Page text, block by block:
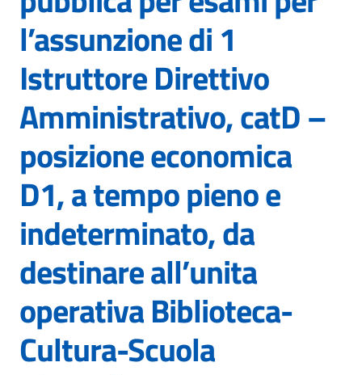
l’assunzione di 1
Istruttore Direttivo
Amministrativo, catD –
posizione economica
D1, a tempo pieno e
indeterminato, da
destinare all’unita
operativa Biblioteca-
Cultura-Scuola